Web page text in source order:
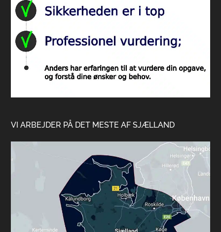
VI ARBEJDER PÅ DET MESTE AF SJÆLLAND